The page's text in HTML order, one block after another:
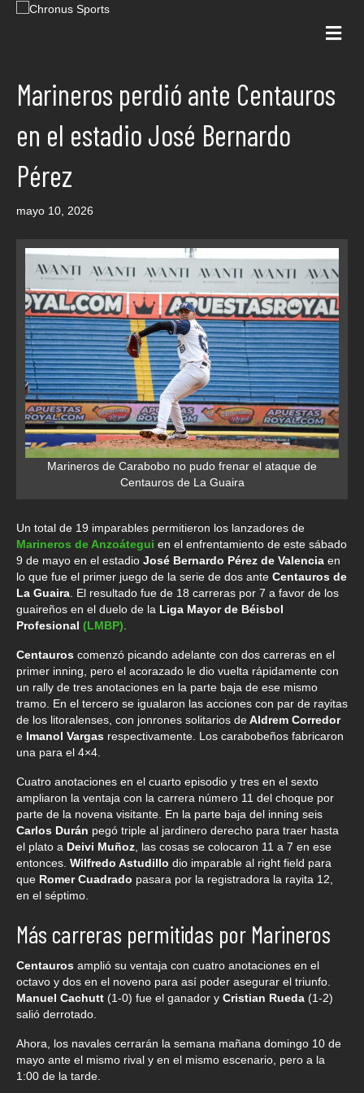
Marineros perdió ante Centauros
en el estadio José Bernardo
Pérez
mayo 10, 2026
Marineros de Carabobo no pudo frenar el ataque de
Centauros de La Guaira
Un total de 19 imparables permitieron los lanzadores de
Marineros de Anzoátegui en el enfrentamiento de este sábado
9 de mayo en el estadio José Bernardo Pérez de Valencia en
lo que fue el primer juego de la serie de dos ante Centauros de
La Guaira . El resultado fue de 18 carreras por 7 a favor de los
guaireños en el duelo de la Liga Mayor de Béisbol
Profesional (LMBP)
Centauros comenzó picando adelante con dos carreras en el
primer inning, pero el acorazado le dio vuelta rápidamente con
un rally de tres anotaciones en la parte baja de ese mismo
tramo. En el tercero se igualaron las acciones con par de rayitas
de los litoralenses, con jonrones solitarios deAldrem Corredor
e Imanol Vargas respectivamente. Los carabobeños fabricaron
una para el 4×4.
Cuatro anotaciones en el cuarto episodio y tres en el sexto
ampliaron la ventaja con la carrera número 11 del choque por
parte de la novena visitante. En la parte baja del inning seis
Carlos Durán pegó triple al jardinero derecho para traer hasta
el plato a Deivi Muñoz , las cosas se colocaron 11 a 7 en ese
entonces. Wilfredo Astudillo dio imparable al right field para
que Romer Cuadrado pasara por la registradora la rayita 12,
en el séptimo.
Más carreras permitidas por Marineros
Centauros amplió su ventaja con cuatro anotaciones en el
octavo y dos en el noveno para así poder asegurar el triunfo.
Manuel Cachutt (1-0) fue el ganador y Cristian Rueda (1-2)
salió derrotado.
Ahora, los navales cerrarán la semana mañana domingo 10 de
mayo ante el mismo rival y en el mismo escenario, pero a la
1:00 de la tarde.